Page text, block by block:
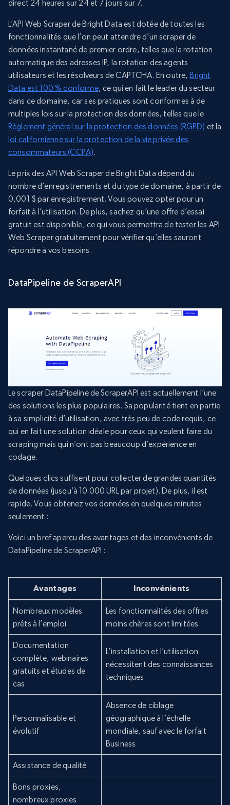
direct 24 heures sur 24 et 7 jours sur 7.
L’API Web Scraper de Bright Data est dotée de toutes les
fonctionnalités que l’on peut attendre d’un scraper de
données instantané de premier ordre, telles que la rotation
automatique des adresses IP, la rotation des agents
utilisateurs et les résolveurs de CAPTCHA. En outre,Bright
Data est 100 % conforme, ce qui en fait le leader du secteur
dans ce domaine, car ses pratiques sont conformes à de
multiples lois sur la protection des données, telles que le
Règlement général sur la protection des données (RGPD) et la
loi californienne sur la protection de la vie privée des
consommateurs (CCPA).
Le prix des API Web Scraper de Bright Data dépend du
nombre d’enregistrements et du type de domaine, à partir de
0,001 $ par enregistrement. Vous pouvez opter pour un
forfait à l’utilisation. De plus, sachez qu’une offre d’essai
gratuit est disponible, ce qui vous permettra de tester les API
Web Scraper gratuitement pour vérifier qu’elles sauront
répondre à vos besoins.
DataPipeline de ScraperAPI
Le scraper DataPipeline de ScraperAPI est actuellement l’une
des solutions les plus populaires. Sa popularité tient en partie
à sa simplicité d’utilisation, avec très peu de code requis, ce
qui en fait une solution idéale pour ceux qui veulent faire du
scraping mais qui n’ont pas beaucoup d’expérience en
codage.
Quelques clics suffisent pour collecter de grandes quantités
de données (jusqu’à 10 000 URL par projet). De plus, il est
rapide. Vous obtenez vos données en quelques minutes
seulement :
Voici un bref aperçu des avantages et des inconvénients de
DataPipeline de ScraperAPI :
Avantages Inconvénients
Nombreux modèles
prêts à l’emploi
Les fonctionnalités des offres
moins chères sont limitées
Documentation
complète, webinaires
gratuits et études de
cas
L’installation et l’utilisation
nécessitent des connaissances
techniques
Personnalisable et
évolutif
Absence de ciblage
géographique à l’échelle
mondiale, sauf avec le forfait
Business
Assistance de qualité
Bons proxies,
nombreux proxies